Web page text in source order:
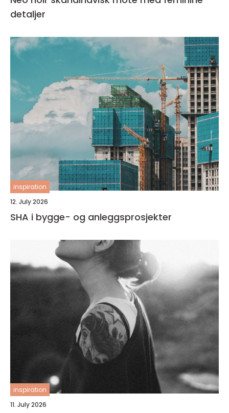
detaljer
inspiration
12. July 2026
SHA i bygge- og anleggsprosjekter
inspiration
11. July 2026